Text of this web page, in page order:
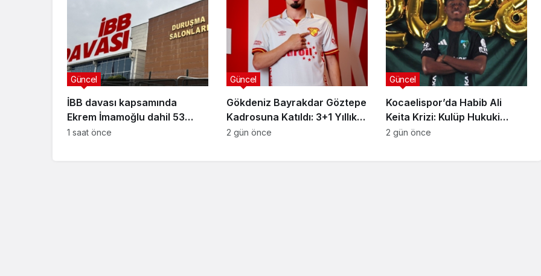
İBB davası kapsamında
Ekrem İmamoğlu dahil 53
sanığın tutukluluğuna devam
Güncel
1 saat önce
Gökdeniz Bayrakdar Göztepe
Kadrosuna Katıldı: 3+1 Yıllık
Anlaşma
Güncel
2 gün önce
Kocaelispor’da Habib Ali
Keita Krizi: Kulüp Hukuki
Süreç Başlatıyor
Güncel
2 gün önce